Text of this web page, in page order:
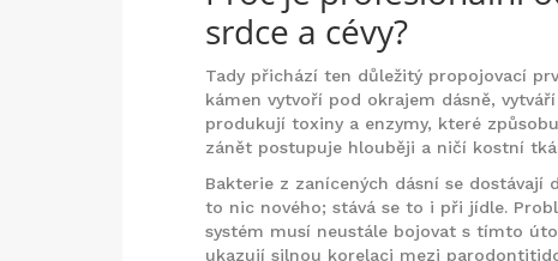
srdce a cévy?
Tady přichází ten důležitý propojovací
kámen vytvoří pod okrajem dásně,
produkují toxiny a enzymy, které
zánět postupuje hlouběji a ničí kostní
Bakterie z zanícených dásní se dostávají
to nic nového; stává se to i při jídle.
systém musí neustále bojovat s tímto
ukazují silnou korelaci mezi